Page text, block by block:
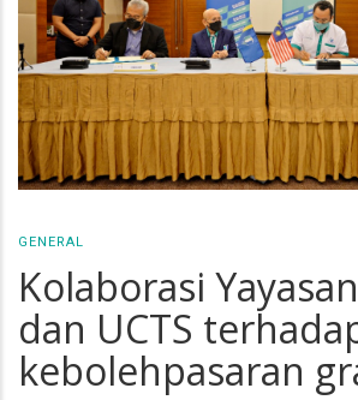
GENERAL
Kolaborasi
dan UCTS
kebolehpasaran